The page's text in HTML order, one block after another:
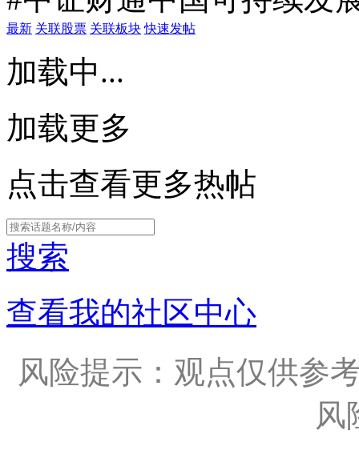
最新 关联股票 关联板块 快速发帖
加载中...
加载更多
点击查看更多热帖
搜索
查看我的社区中心
风险提示：观点仅供参
风